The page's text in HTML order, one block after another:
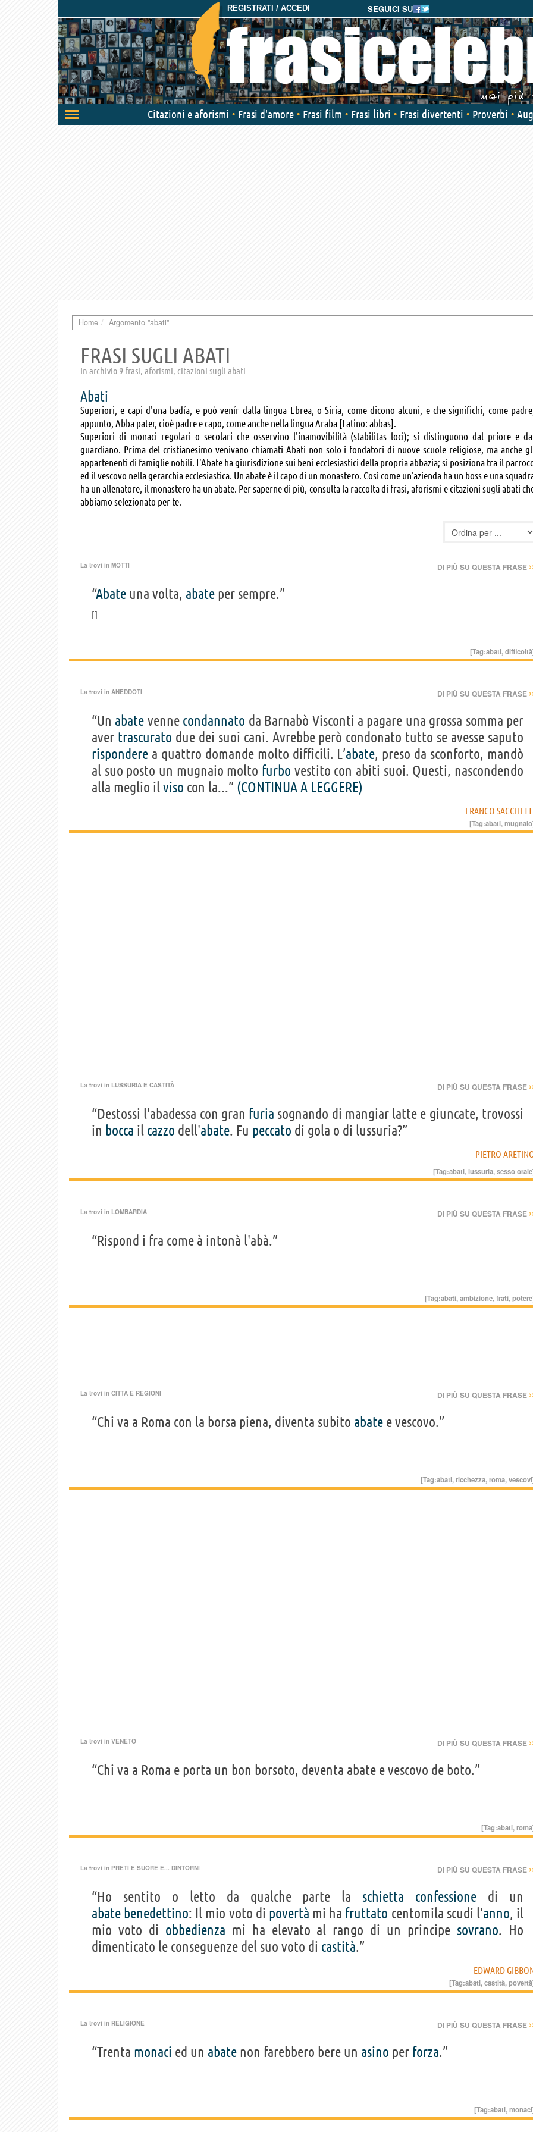
SEGUICI SU
REGISTRATI / ACCEDI
Attiva/disattiva
navigazione
Citazioni e aforismi Frasi d'amore Frasi film Frasi libri Frasi divertenti Proverbi
Home Argomento "abati"
FRASI SUGLI ABATI
In archivio 9 frasi, aforismi, citazioni sugli abati
Abati
Superiori, e capi d'una badía, e può venír dalla lingua Ebrea, o Siria, come dicono alcuni, e che significhi, come
appunto, Abba pater, cioè padre e capo, come anche nella lingua Araba [Latino: abbas].
Superiori di monaci regolari o secolari che osservino l'inamovibilità (stabilitas loci); si distinguono dal priore e
guardiano. Prima del cristianesimo venivano chiamati Abati non solo i fondatori di nuove scuole religiose, ma anche
appartenenti di famiglie nobili. L'Abate ha giurisdizione sui beni ecclesiastici della propria abbazia; si posiziona tra il
ed il vescovo nella gerarchia ecclesiastica. Un abate è il capo di un monastero. Così come un'azienda ha un boss e una
ha un allenatore, il monastero ha un abate. Per saperne di più, consulta la raccolta di frasi, aforismi e citazioni sugli abati
abbiamo selezionato per te.
La trovi in MOTTI DI PIÙ SU QUESTA FRASE
“Abate una volta, abate per sempre.”
[Tag:abati,difficoltà
La trovi in ANEDDOTI DI PIÙ SU QUESTA FRASE
“Un abate venne condannato da Barnabò Visconti a pagare una grossa somma per
aver trascurato due dei suoi cani. Avrebbe però condonato tutto se avesse saputo
rispondere a quattro domande molto difficili. L’abate, preso da sconforto, mandò
al suo posto un mugnaio molto furbo vestito con abiti suoi. Questi, nascondendo
alla meglio ilviso con la...” (CONTINUA A LEGGERE)
FRANCO
[Tag:abati,mugnaio
La trovi in LUSSURIA E CASTITÀ DI PIÙ SU QUESTA FRASE
“Destossi l'abadessa con gran furia sognando di mangiar latte e giuncate, trovossi
in bocca il cazzo dell'abate. Fu peccato di gola o di lussuria?”
PIETRO
[Tag:abati,lussuria,sesso orale
La trovi in LOMBARDIA DI PIÙ SU QUESTA FRASE
“Rispond i fra come à intonà l'abà.”
[Tag:abati,ambizione,frati,potere
La trovi in CITTÀ E REGIONI DI PIÙ SU QUESTA FRASE
“Chi va a Roma con la borsa piena, diventa subito abate e vescovo.”
[Tag:abati,ricchezza,roma,vescovi
La trovi in VENETO DI PIÙ SU QUESTA FRASE
“Chi va a Roma e porta un bon borsoto, deventa abate e vescovo de boto.”
[Tag:abati,roma
La trovi in PRETI E SUORE E... DINTORNI DI PIÙ SU QUESTA FRASE
“Ho sentito o letto da qualche parte la schietta confessione di un
abate benedettino: Il mio voto di povertà mi ha fruttato centomila scudi l'anno, il
mio voto di obbedienza mi ha elevato al rango di un principe sovrano. Ho
dimenticato le conseguenze del suo voto di castità.”
EDWARD
[Tag:abati,castità,povertà
La trovi in RELIGIONE DI PIÙ SU QUESTA FRASE
“Trenta monaci ed un abate non farebbero bere un asino per forza.”
[Tag:abati,monaci